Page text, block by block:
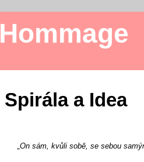
Hommage
Spirála a Idea
„On sám, kvůli sobě, se sebou